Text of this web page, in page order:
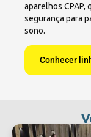
aparelhos CPAP,
segurança para
sono.
Conhecer